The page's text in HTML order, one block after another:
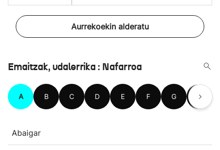
Aurrekoekin alderatu
Emaitzak, udalerrika : Nafarroa
A B C D E F G H
Abaigar